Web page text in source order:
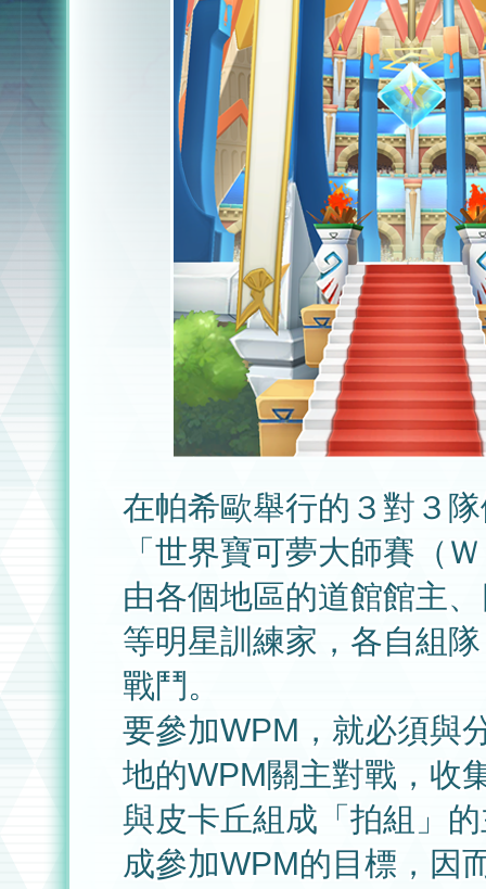
在帕希歐舉行的３對３
「世界寶可夢大師賽（
由各個地區的道館館主
等明星訓練家，各自組
戰鬥。
要參加WPM，就必須與
地的WPM關主對戰，收
與皮卡丘組成「拍組」
成參加WPM的目標，因